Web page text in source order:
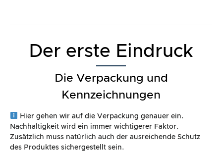
Der erste Eindruck
Die Verpackung und
Kennzeichnungen
Hier gehen wir auf die Verpackung genauer ein.
Nachhaltigkeit wird ein immer wichtigerer Faktor.
Zusätzlich muss natürlich auch der ausreichende Schutz
des Produktes sichergestellt sein.